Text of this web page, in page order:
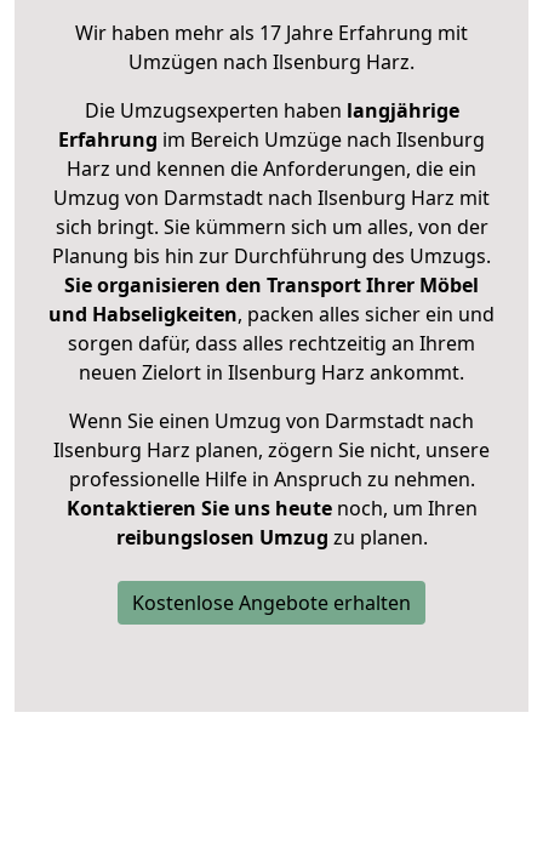
Wir haben mehr als 17 Jahre Erfahrung mit
Umzügen nach Ilsenburg Harz.
Die Umzugsexperten haben langjährige
Erfahrung im Bereich Umzüge nach Ilsenburg
Harz und kennen die Anforderungen, die ein
Umzug von Darmstadt nach Ilsenburg Harz mit
sich bringt. Sie kümmern sich um alles, von der
Planung bis hin zur Durchführung des Umzugs.
Sie organisieren den Transport Ihrer Möbel
und Habseligkeiten, packen alles sicher ein und
sorgen dafür, dass alles rechtzeitig an Ihrem
neuen Zielort in Ilsenburg Harz ankommt.
Wenn Sie einen Umzug von Darmstadt nach
Ilsenburg Harz planen, zögern Sie nicht, unsere
professionelle Hilfe in Anspruch zu nehmen.
Kontaktieren Sie uns heutenoch, um Ihren
reibungslosen Umzug zu planen.
Kostenlose Angebote erhalten